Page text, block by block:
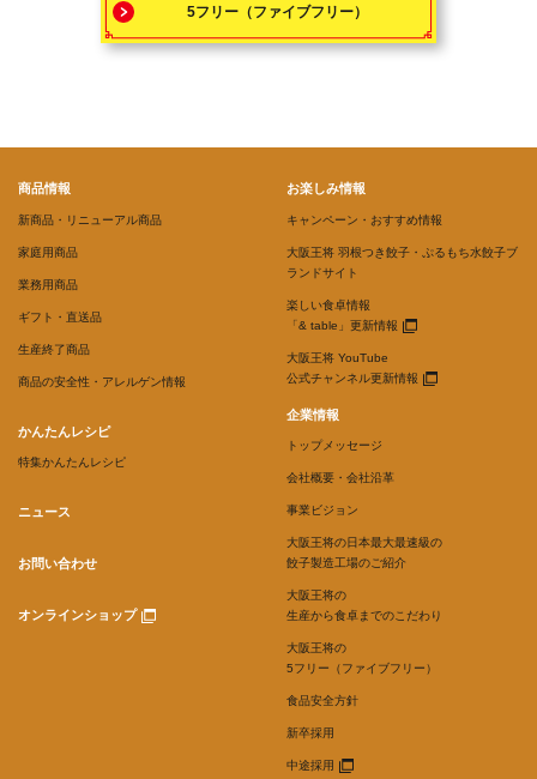
5フリー（ファイブフリー）
商品情報
新商品・リニューアル商品
家庭用商品
業務用商品
ギフト・直送品
生産終了商品
商品の安全性・アレルゲン情報
お楽しみ情報
キャンペーン・おすすめ情報
大阪王将 羽根つき餃子・ぷるもち水餃子ブ
ランドサイト
楽しい食卓情報
「& table」更新情報
大阪王将 YouTube
公式チャンネル更新情報
かんたんレシピ
特集かんたんレシピ
ニュース
お問い合わせ
オンラインショップ
企業情報
トップメッセージ
会社概要・会社沿革
事業ビジョン
大阪王将の日本最大最速級の
餃子製造工場のご紹介
大阪王将の
生産から食卓までのこだわり
大阪王将の
5フリー（ファイブフリー）
食品安全方針
新卒採用
中途採用